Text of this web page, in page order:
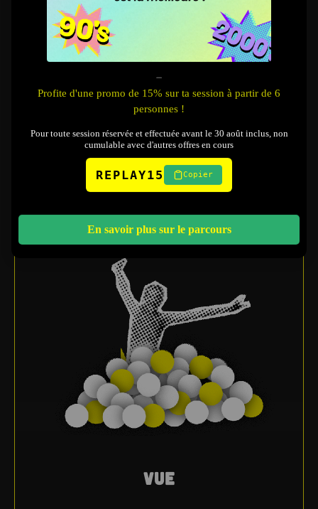
Goûtez. Devinez.
VUE
Profite d'une promo de 15% sur ta session à partir de 6
personnes !
Pour toute session réservée et effectuée avant le 30 août inclus, non
cumulable avec d'autres offres en cours
REPLAY15 Copier
En savoir plus sur le parcours